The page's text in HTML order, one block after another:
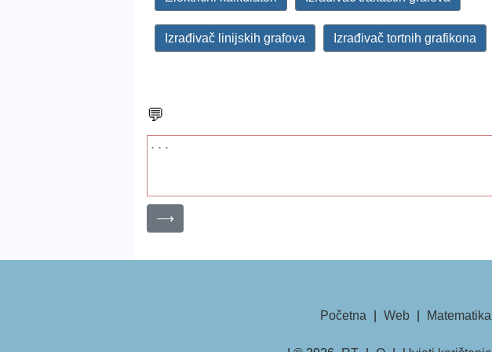
Izrađivač linijskih grafova Izrađivač tortnih grafikona
💬
⟶
Početna Web Matematika